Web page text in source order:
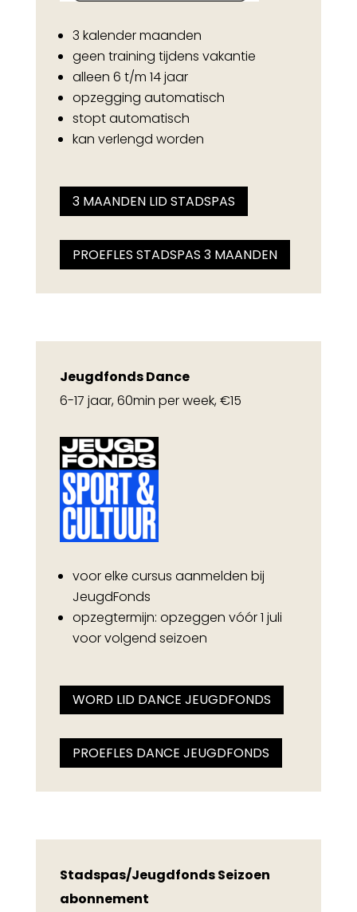
3 kalender maanden
geen training tijdens vakantie
alleen 6 t/m 14 jaar
opzegging automatisch
stopt automatisch
kan verlengd worden
3 MAANDEN LID STADSPAS
PROEFLES STADSPAS 3 MAANDEN
Jeugdfonds Dance
6-17 jaar, 60min per week, €15
voor elke cursus aanmelden bij
JeugdFonds
opzegtermijn: opzeggen vóór 1 juli
voor volgend seizoen
WORD LID DANCE JEUGDFONDS
PROEFLES DANCE JEUGDFONDS
Stadspas/Jeugdfonds Seizoen
abonnement